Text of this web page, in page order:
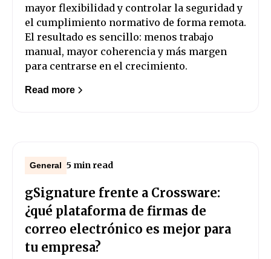
mayor flexibilidad y controlar la seguridad y
el cumplimiento normativo de forma remota.
El resultado es sencillo: menos trabajo
manual, mayor coherencia y más margen
para centrarse en el crecimiento.
Read more
General 5 min read
gSignature frente a Crossware:
¿qué plataforma de firmas de
correo electrónico es mejor para
tu empresa?